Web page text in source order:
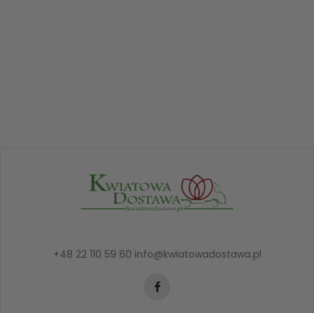
+48 22 110 59 60 info@kwiatowadostawa.pl